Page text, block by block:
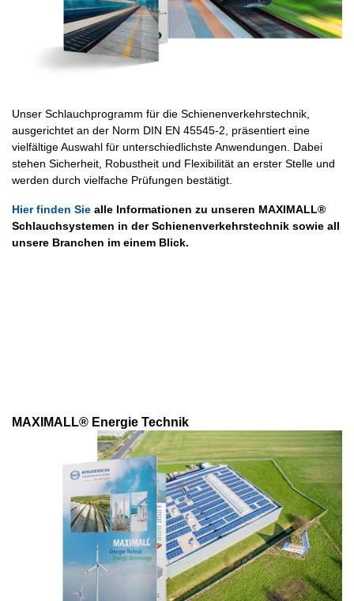
Unser Schlauchprogramm für die Schienenverkehrstechnik,
ausgerichtet an der Norm DIN EN 45545-2, präsentiert eine
vielfältige Auswahl für unterschiedlichste Anwendungen. Dabei
stehen Sicherheit, Robustheit und Flexibilität an erster Stelle und
werden durch vielfache Prüfungen bestätigt.
Hier finden Sie alle Informationen zu unseren MAXIMALL®
Schlauchsystemen in der Schienenverkehrstechnik sowie all
unsere Branchen im einem Blick.
MAXIMALL® Energie Technik